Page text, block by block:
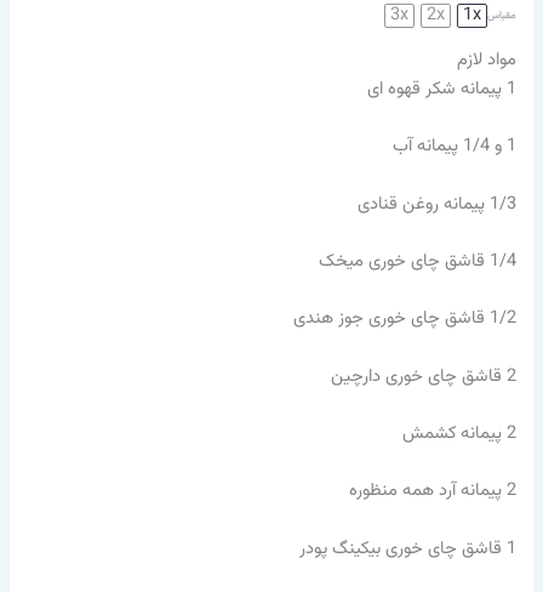
مقیاس 1x
2x
3x
مواد لازم
1 پیمانه شکر قهوه ای
1 و 1/4 پیمانه آب
1/3 پیمانه روغن قنادی
1/4 قاشق چای خوری میخک
1/2 قاشق چای خوری جوز هندی
2 قاشق چای خوری دارچین
2پیمانه کشمش
2پیمانه آرد همه منظوره
1 قاشق چای خوری بیکینگ پودر